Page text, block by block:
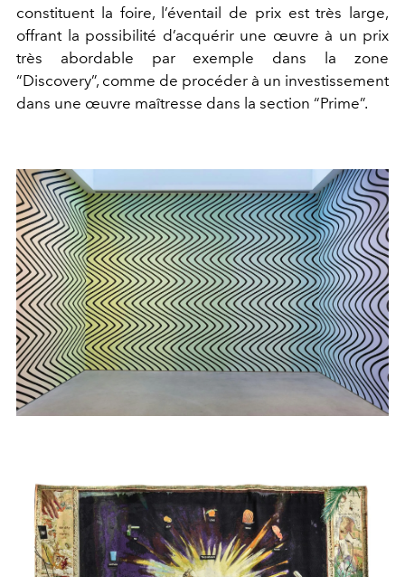
constituent la foire, l’éventail de prix est très large,
offrant la possibilité d’acquérir une œuvre à un prix
très abordable par exemple dans la zone
“Discovery”, comme de procéder à un investissement
dans une œuvre maîtresse dans la section “Prime”.